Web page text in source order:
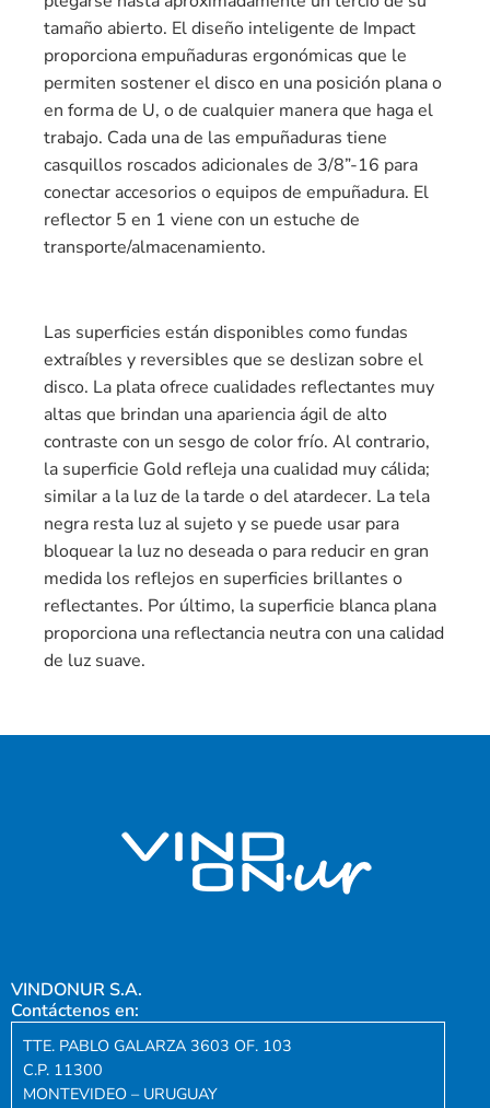
tamaño abierto. El diseño inteligente de Impact
proporciona empuñaduras ergonómicas que le
permiten sostener el disco en una posición plana o
en forma de U, o de cualquier manera que haga el
trabajo. Cada una de las empuñaduras tiene
casquillos roscados adicionales de 3/8”-16 para
conectar accesorios o equipos de empuñadura. El
reflector 5 en 1 viene con un estuche de
transporte/almacenamiento.
Las superficies están disponibles como fundas
extraíbles y reversibles que se deslizan sobre el
disco. La plata ofrece cualidades reflectantes muy
altas que brindan una apariencia ágil de alto
contraste con un sesgo de color frío. Al contrario,
la superficie Gold refleja una cualidad muy cálida;
similar a la luz de la tarde o del atardecer. La tela
negra resta luz al sujeto y se puede usar para
bloquear la luz no deseada o para reducir en gran
medida los reflejos en superficies brillantes o
reflectantes. Por último, la superficie blanca plana
proporciona una reflectancia neutra con una calidad
de luz suave.
VINDONUR S.A.
Contáctenos en:
TTE. PABLO GALARZA 3603 OF. 103
C.P. 11300
MONTEVIDEO – URUGUAY